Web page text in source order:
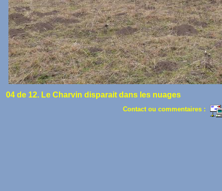
04 de 12. Le Charvin disparait dans les nuages
Contact ou commentaires :